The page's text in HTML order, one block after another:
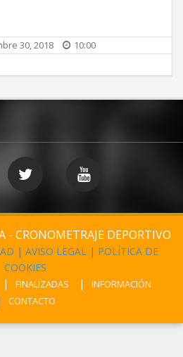
30, 2018 10:00
CRONOMETRAJE DEPORTIVO
| AVISO LEGAL | POLÍTICA DE
COOKIES
FINALIZADAS
INFORMACIÓN
CONTACTO